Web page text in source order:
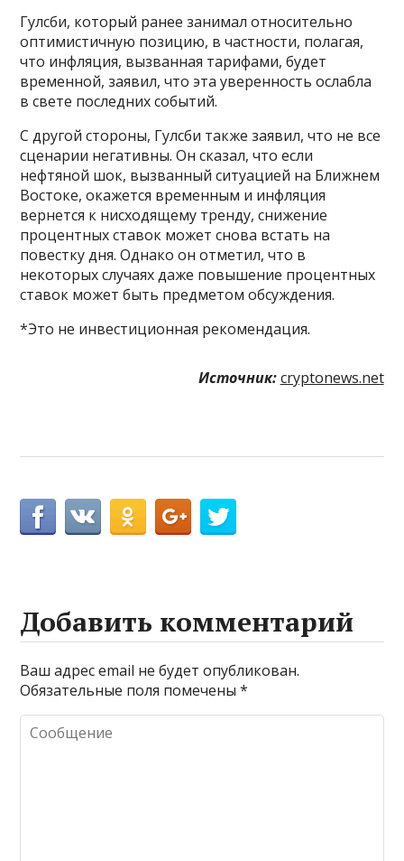
Гулсби, который ранее занимал относительно
оптимистичную позицию, в частности, полагая,
что инфляция, вызванная тарифами, будет
временной, заявил, что эта уверенность ослабла
в свете последних событий.
С другой стороны, Гулсби также заявил, что не все
сценарии негативны. Он сказал, что если
нефтяной шок, вызванный ситуацией на Ближнем
Востоке, окажется временным и инфляция
вернется к нисходящему тренду, снижение
процентных ставок может снова встать на
повестку дня. Однако он отметил, что в
некоторых случаях даже повышение процентных
ставок может быть предметом обсуждения.
*Это не инвестиционная рекомендация.
Источник: cryptonews.net
Добавить комментарий
Ваш адрес email не будет опубликован.
Обязательные поля помечены*